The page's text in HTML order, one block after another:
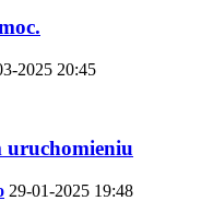
2025 20:45
29-01-2025 19:48